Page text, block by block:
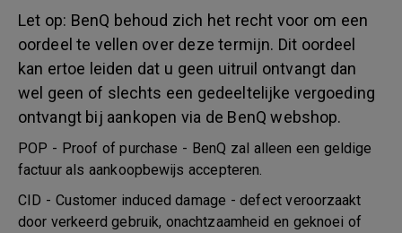
Let op: BenQ behoud zich het recht voor om een
oordeel te vellen over deze termijn. Dit oordeel
kan ertoe leiden dat u geen uitruil ontvangt dan
wel geen of slechts een gedeeltelijke vergoeding
ontvangt bij aankopen via de BenQ webshop.
POP - Proof of purchase - BenQ zal alleen een geldige
factuur als aankoopbewijs accepteren.
CID - Customer induced damage - defect veroorzaakt
door verkeerd gebruik, onachtzaamheid en geknoei of